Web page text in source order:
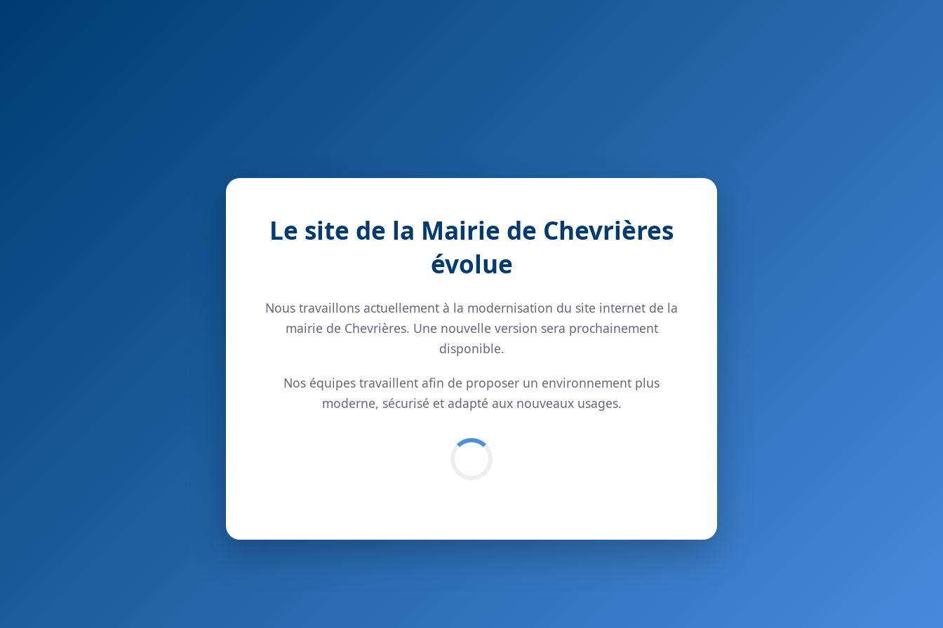
Le site de la Mairie de Chevrières
évolue
Nous travaillons actuellement à la modernisation du site internet de la
mairie de Chevrières. Une nouvelle version sera prochainement
disponible.
Nos équipes travaillent afin de proposer un environnement plus
moderne, sécurisé et adapté aux nouveaux usages.